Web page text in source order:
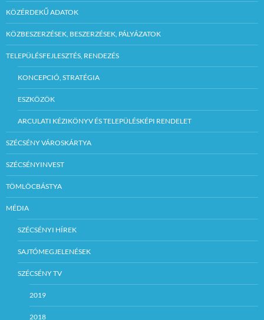
KÖZÉRDEKŰ ADATOK
KÖZBESZERZÉSEK, BESZERZÉSEK, PÁLYÁZATOK
TELEPÜLÉSFEJLESZTÉS, RENDEZÉS
KONCEPCIÓ, STRATÉGIA
ESZKÖZÖK
ARCULATI KÉZIKÖNYV ÉS TELEPÜLÉSKÉPI RENDELET
SZÉCSÉNY VÁROSKÁRTYA
SZÉCSÉNYINVEST
TÖMLÖCBÁSTYA
MÉDIA
SZÉCSÉNYI HÍREK
SAJTÓMEGJELENÉSEK
SZÉCSÉNY TV
2019
2018